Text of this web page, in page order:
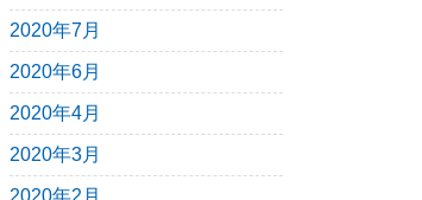
2020年7月
2020年6月
2020年4月
2020年3月
2020年2月